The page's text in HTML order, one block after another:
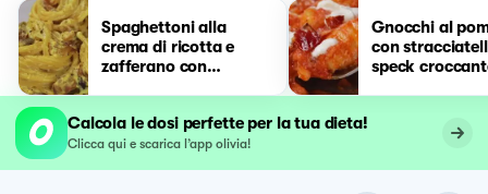
Spaghettoni alla
crema di ricotta e
zafferano con
Gnocchi al
con
speck
Calcola le dosi perfette per la tua dieta!
Clicca qui e scarica l’app olivia!